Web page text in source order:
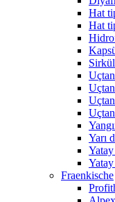
Hat
Hat
Yarı
Fraenkische